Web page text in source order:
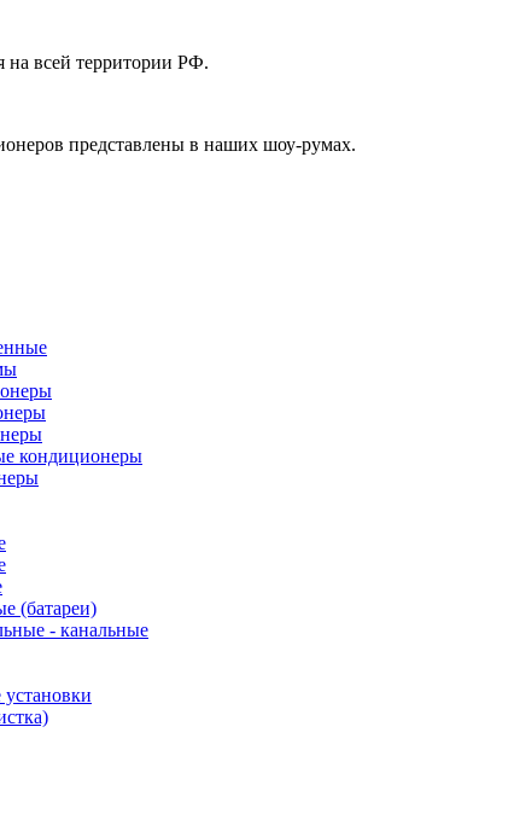
на всей территории РФ.
представлены в наших шоу-румах.
кондиционеры
(батареи)
- канальные